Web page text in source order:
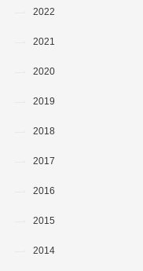
2022
2021
2020
2019
2018
2017
2016
2015
2014